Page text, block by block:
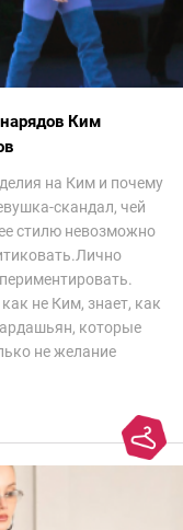
Ким
на Ким и почему
скандал, чей
стилю невозможно
не Ким, знает, как
которые
не желание